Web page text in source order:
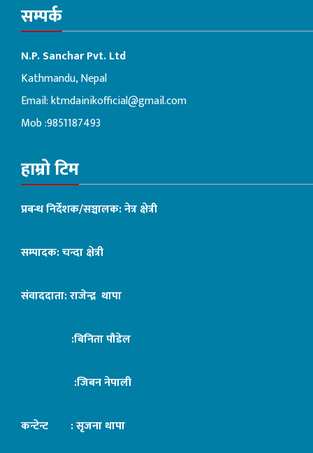
सम्पर्क
N.P. Sanchar Pvt. Ltd
Kathmandu, Nepal
Email:ktmdainikofficial@gmail.com
Mob :9851187493
हाम्रो टिम
प्रबन्ध निर्देशक/सञ्चालक: नेत्र क्षेत्री
सम्पादक: चन्दा क्षेत्री
संवाददाता: राजेन्द्र थापा
:बिनिता पौडेल
:जिबन नेपाली
कन्टेन्ट : सृजना थापा